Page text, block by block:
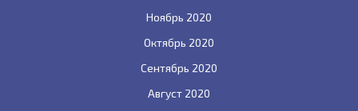
Ноябрь 2020
Октябрь 2020
Сентябрь 2020
Август 2020